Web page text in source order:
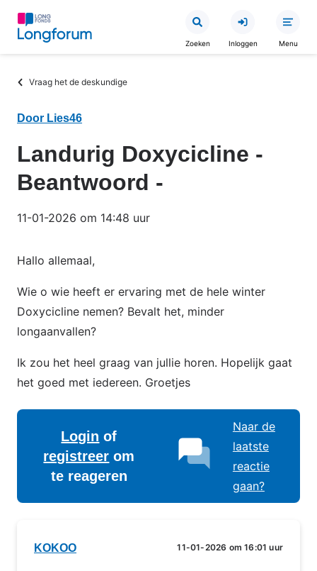
Overslaan
inhoud
Zoeken Inloggen Menu
Kruimelpad
Vraag het de deskundige
Door Lies46
Landurig Doxycicline -
Beantwoord -
11-01-2026 om 14:48 uur
Hallo allemaal,
Wie o wie heeft er ervaring met de hele winter
Doxycicline nemen? Bevalt het, minder
longaanvallen?
Ik zou het heel graag van jullie horen. Hopelijk gaat
het goed met iedereen. Groetjes
Login of
registreer om
te reageren
Naar de
laatste
reactie
gaan?
KOKOO 11-01-2026 om 16:01 uur